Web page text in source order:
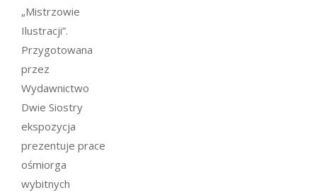
„Mistrzowie
Ilustracji”.
Przygotowana
przez
Wydawnictwo
Dwie Siostry
ekspozycja
prezentuje prace
ośmiorga
wybitnych